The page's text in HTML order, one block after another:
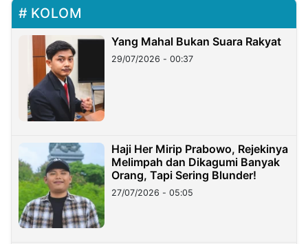
KOLOM
Yang Mahal Bukan Suara Rakyat
29/07/2026 - 00:37
Haji Her Mirip Prabowo, Rejekinya
Melimpah dan Dikagumi Banyak
Orang, Tapi Sering Blunder!
27/07/2026 - 05:05